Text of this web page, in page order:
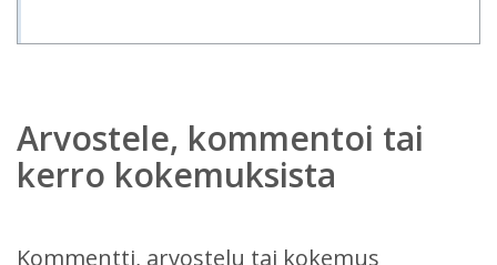
Arvostele, kommentoi tai
kerro kokemuksista
Kommentti, arvostelu tai kokemus